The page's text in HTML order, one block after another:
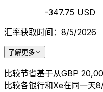
-347.75 USD
汇率获取时间：8/5/2026
了解更多
比较节省基于从GBP
比较各银行和Xe在同一天